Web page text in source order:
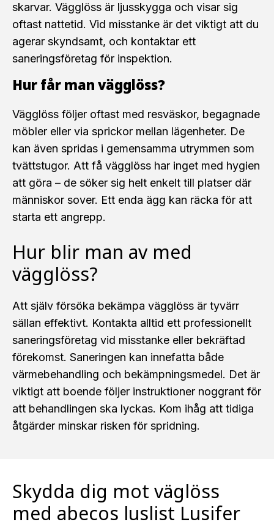
skarvar. Vägglöss är ljusskygga och visar sig
oftast nattetid. Vid misstanke är det viktigt att du
agerar skyndsamt, och kontaktar ett
saneringsföretag för inspektion.
Hur får man vägglöss?
Vägglöss följer oftast med resväskor, begagnade
möbler eller via sprickor mellan lägenheter. De
kan även spridas i gemensamma utrymmen som
tvättstugor. Att få vägglöss har inget med hygien
att göra – de söker sig helt enkelt till platser där
människor sover. Ett enda ägg kan räcka för att
starta ett angrepp.
Hur blir man av med
vägglöss?
Att själv försöka bekämpa vägglöss är tyvärr
sällan effektivt. Kontakta alltid ett professionellt
saneringsföretag vid misstanke eller bekräftad
förekomst. Saneringen kan innefatta både
värmebehandling och bekämpningsmedel. Det är
viktigt att boende följer instruktioner noggrant för
att behandlingen ska lyckas. Kom ihåg att tidiga
åtgärder minskar risken för spridning.
Skydda dig mot väglöss
med abecos luslist Lusifer